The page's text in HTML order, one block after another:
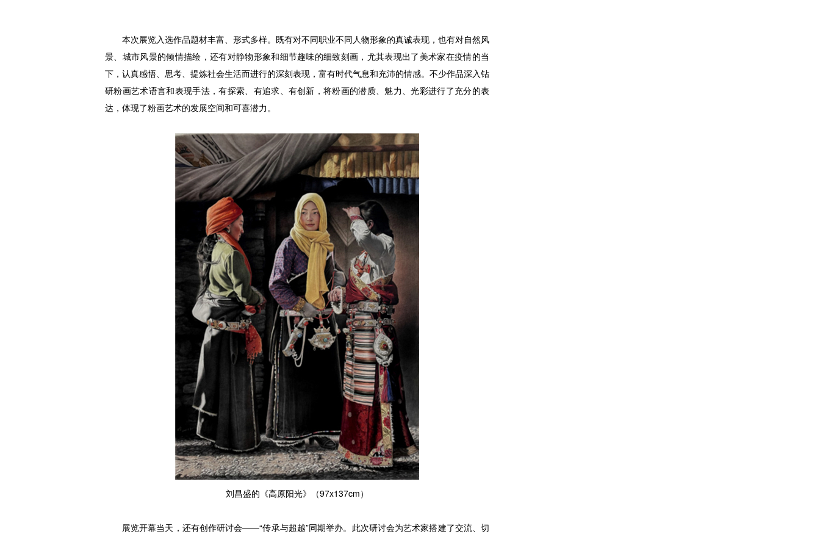
本次展览入选作品题材丰富、形式多样。既有对不同职业不同人物形象的真诚表现，也有对自然风
景、城市风景的倾情描绘，还有对静物形象和细节趣味的细致刻画，尤其表现出了美术家在疫情的当
下，认真感悟、思考、提炼社会生活而进行的深刻表现，富有时代气息和充沛的情感。不少作品深入钻
研粉画艺术语言和表现手法，有探索、有追求、有创新，将粉画的潜质、魅力、光彩进行了充分的表
达，体现了粉画艺术的发展空间和可喜潜力。
刘昌盛的《高原阳光》（97x137cm）
展览开幕当天，还有创作研讨会——“传承与超越”同期举办。此次研讨会为艺术家搭建了交流、切